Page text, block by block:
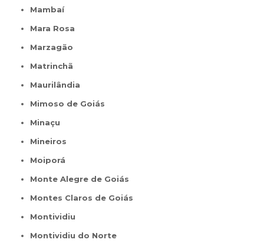
Mambaí
Mara Rosa
Marzagão
Matrinchã
Maurilândia
Mimoso de Goiás
Minaçu
Mineiros
Moiporá
Monte Alegre de Goiás
Montes Claros de Goiás
Montividiu
Montividiu do Norte